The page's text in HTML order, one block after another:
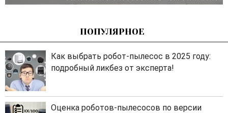
ПОПУЛЯРНОЕ
Как выбрать робот-пылесос в 2025 году:
подробный ликбез от эксперта!
Оценка роботов-пылесосов по версии